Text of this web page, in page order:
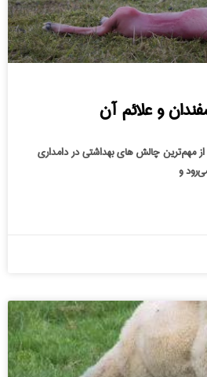
و علائم آن
مهم‌ترین چالش‌ های بهداشتی در دامداری‌
و